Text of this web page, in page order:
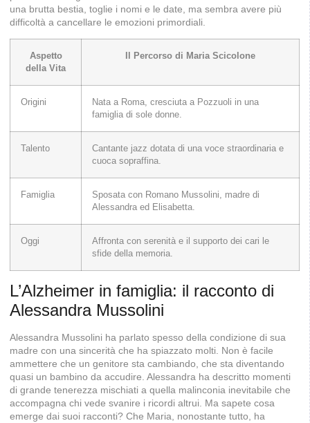
una brutta bestia, toglie i nomi e le date, ma sembra avere più
difficoltà a cancellare le emozioni primordiali.
Aspetto
della Vita
Il Percorso di Maria Scicolone
Origini
Nata a Roma, cresciuta a Pozzuoli in una
famiglia di sole donne.
Talento
Cantante jazz dotata di una voce straordinaria e
cuoca sopraffina.
Famiglia
Sposata con Romano Mussolini, madre di
Alessandra ed Elisabetta.
Oggi
Affronta con serenità e il supporto dei cari le
sfide della memoria.
L’Alzheimer in famiglia: il racconto di
Alessandra Mussolini
Alessandra Mussolini ha parlato spesso della condizione di sua
madre con una sincerità che ha spiazzato molti. Non è facile
ammettere che un genitore sta cambiando, che sta diventando
quasi un bambino da accudire. Alessandra ha descritto momenti
di grande tenerezza mischiati a quella malinconia inevitabile che
accompagna chi vede svanire i ricordi altrui. Ma sapete cosa
emerge dai suoi racconti? Che Maria, nonostante tutto, ha